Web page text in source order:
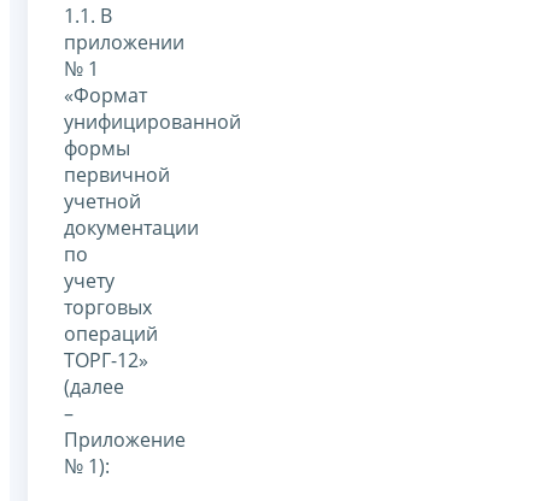
1.1. В
приложении
№ 1
«Формат
унифицированной
формы
первичной
учетной
документации
по
учету
торговых
операций
ТОРГ-12»
(далее
–
Приложение
№ 1):